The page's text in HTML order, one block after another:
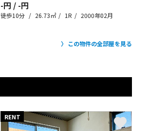
-円 / -円
徒歩10分 26.73㎡ 1R 2000年02月
この物件の全部屋を見る
RENT